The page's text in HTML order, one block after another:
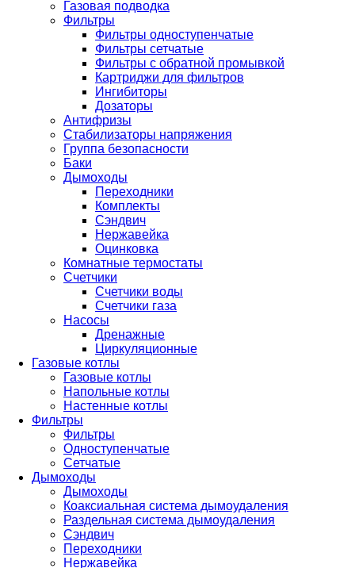
Газовая подводка
Фильтры
Фильтры одноступенчатые
Фильтры сетчатые
Фильтры с обратной промывкой
Картриджи для фильтров
Ингибиторы
Дозаторы
Антифризы
Стабилизаторы напряжения
Группа безопасности
Баки
Дымоходы
Переходники
Комплекты
Сэндвич
Нержавейка
Оцинковка
Комнатные термостаты
Счетчики
Счетчики воды
Счетчики газа
Насосы
Дренажные
Циркуляционные
Газовые котлы
Газовые котлы
Напольные котлы
Настенные котлы
Фильтры
Фильтры
Одноступенчатые
Сетчатые
Дымоходы
Дымоходы
Коаксиальная система дымоудаления
Раздельная система дымоудаления
Сэндвич
Переходники
Нержавейка